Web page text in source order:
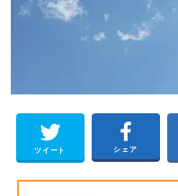
ツイート シェア